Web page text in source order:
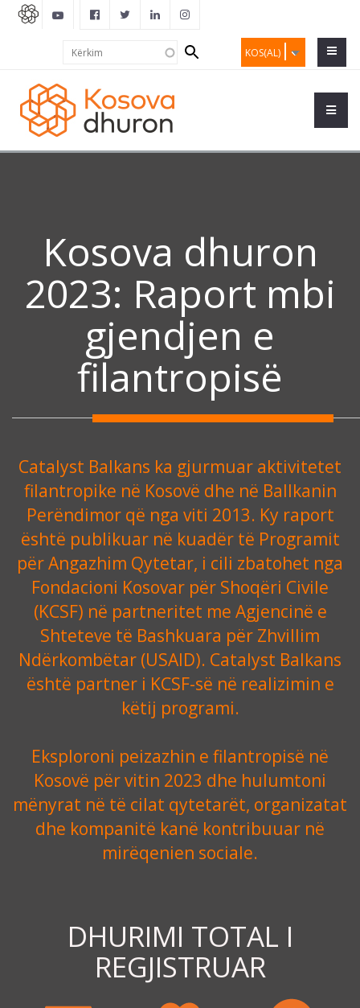
KOS(AL)
Search
form
Kosova dhuron
2023: Raport mbi
gjendjen e
filantropisë
Catalyst Balkans ka gjurmuar aktivitetet
filantropike në Kosovë dhe në Ballkanin
Perëndimor që nga viti 2013. Ky raport
është publikuar në kuadër të Programit
për Angazhim Qytetar, i cili zbatohet nga
Fondacioni Kosovar për Shoqëri Civile
(KCSF) në partneritet me Agjencinë e
Shteteve të Bashkuara për Zhvillim
Ndërkombëtar (USAID). Catalyst Balkans
është partner i KCSF-së në realizimin e
këtij programi.
Eksploroni peizazhin e filantropisë në
Kosovë për vitin 2023 dhe hulumtoni
mënyrat në të cilat qytetarët, organizatat
dhe kompanitë kanë kontribuuar në
mirëqenien sociale.
DHURIMI TOTAL I
REGJISTRUAR